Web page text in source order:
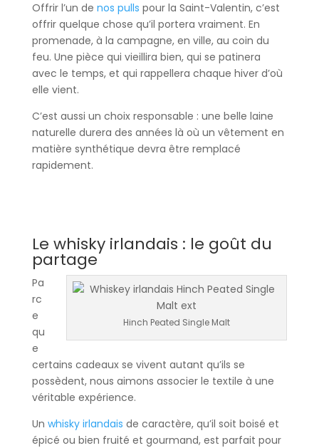
Offrir l’un de nos pulls pour la Saint-Valentin, c’est
offrir quelque chose qu’il portera vraiment. En
promenade, à la campagne, en ville, au coin du
feu. Une pièce qui vieillira bien, qui se patinera
avec le temps, et qui rappellera chaque hiver d’où
elle vient.
C’est aussi un choix responsable : une belle laine
naturelle durera des années là où un vêtement en
matière synthétique devra être remplacé
rapidement.
Le whisky irlandais : le goût du
partage
Hinch Peated Single Malt
Pa
rc
e
qu
e
certains cadeaux se vivent autant qu’ils se
possèdent, nous aimons associer le textile à une
véritable expérience.
Un whisky irlandais de caractère, qu’il soit boisé et
épicé ou bien fruité et gourmand, est parfait pour